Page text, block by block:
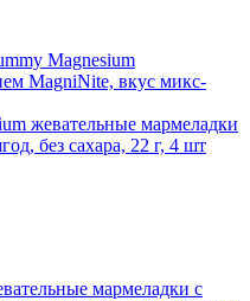
жевательные мармеладки
без сахара, 22 г, 4 шт